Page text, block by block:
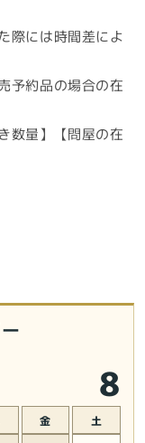
際には時間差によ
予約品の場合の在
数量】【問屋の在
8
金 土